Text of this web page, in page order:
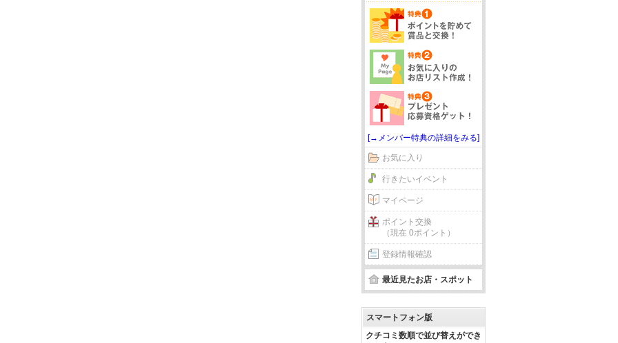
[→メンバー特典の詳細をみる]
お気に入り
行きたいイベント
マイページ
ポイント交換
（現在 0ポイント）
登録情報確認
最近見たお店・スポット
スマートフォン版
クチコミ数順で並び替えができ